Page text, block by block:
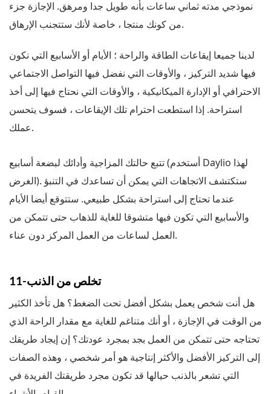
نموذجي مدته ثماني ساعات بأنه طويل جدا ومرهق. الإجازة جزء
من كونك منتجا ، خاصة لأنك ستتجنب الإرهاق.
لدينا جميعا إيقاعات الطاقة والراحة ؛ الأيام أو الأسابيع التي نكون
فيها شديد التركيز ، والأوقات التي نفضل فيها التواصل الاجتماعي
الاحترافي أو الإدارة الميكانيكية ، والأوقات التي نحتاج فيها إلى أخذ
استراحة. إذا استطعت احترام تلك الإيقاعات ، فسوف يتحسن
عملك.
تتبع حالتك المزاجية وأدائك لبضعة أسابيع (أستخدم Daylio لهذا
الغرض). ستكتشف الاتجاهات التي يمكن أن تساعدك في التنبؤ
عندما تحتاج إلى استراحة بشكل طبيعي. ستتوقع أيضا الأيام
والأسابيع التي تكون فيها متشوقا للغاية للذهاب حتى تتمكن من
العمل لساعات من العمل المركز دون عناء.
11-تخلص من الذنب
هل أنت شخص يعمل بشكل أفضل تحت الضغط؟ هل تأخذ الكثير
من الوقت في الإجازة ، أو أنك متناغم للغاية مع مقدار الراحة الذي
تحتاجه حتى تتمكن من العمل بجد بمجرد عودتك؟ إن إيجاد طريقك
إلى التركيز الأفضل والأكثر إنتاجية هو أمر شخصي ، وهذه الصفات
التي تشعر بالذنب حيالها قد تكون مجرد طريقتك الفريدة في